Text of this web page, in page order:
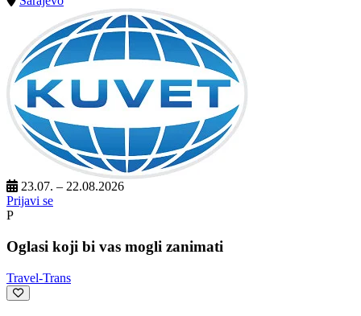
23.07. – 22.08.2026
Prijavi se
P
Oglasi koji bi vas mogli zanimati
Travel-Trans